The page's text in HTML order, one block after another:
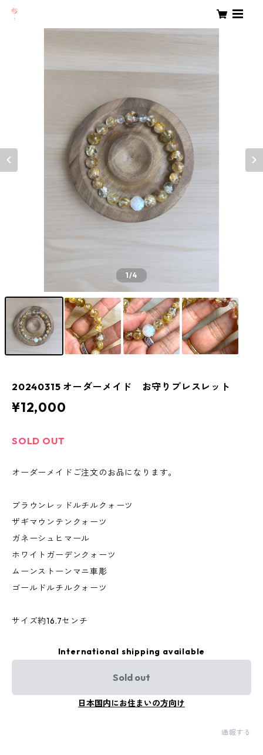
1/4
20240315 オーダーメイド お守りブレスレット
¥12,000
SOLD OUT
オーダーメイドご注文のお品になります。
ブラウンレッドルチルクォーツ
ザギマウンテンクォーツ
ガネーシュヒマール
ホワイトガーデンクォーツ
ムーンストーンマニ車彫
ゴールドルチルクォーツ
サイズ約16.7センチ
International shipping available
Sold out
日本国内にお住まいの方向け
通報する